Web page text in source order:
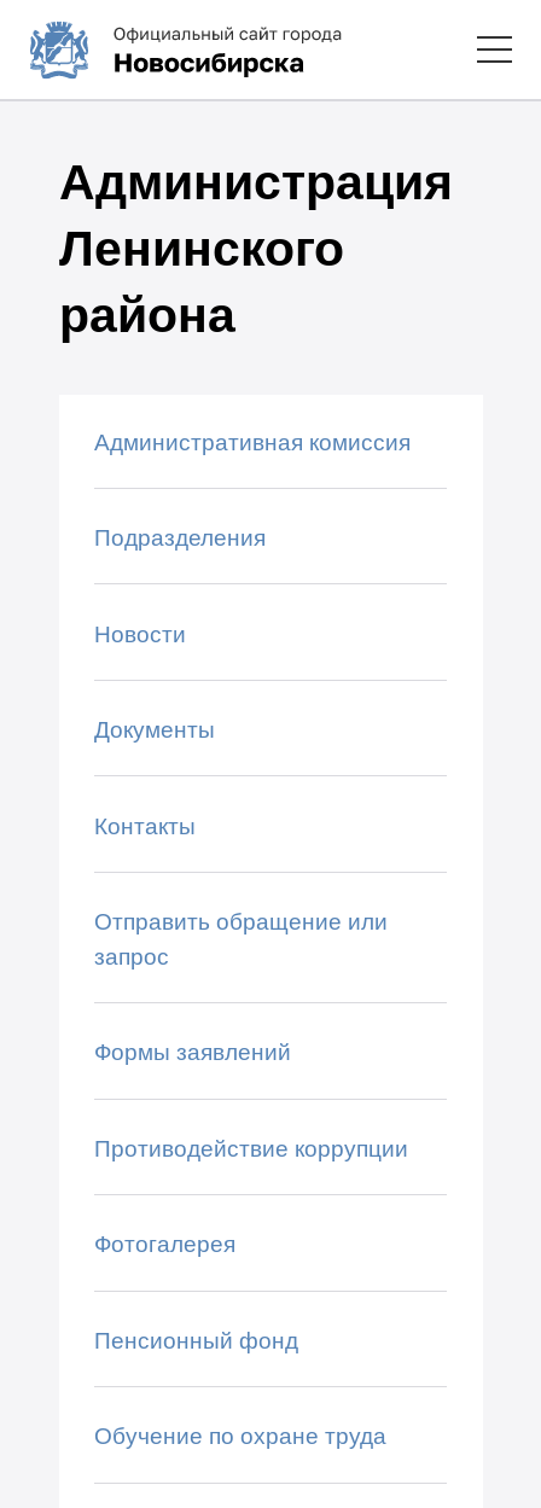
Администрация
Ленинского
района
Административная комиссия
Подразделения
Новости
Документы
Контакты
Отправить обращение или
запрос
Формы заявлений
Противодействие коррупции
Фотогалерея
Пенсионный фонд
Обучение по охране труда